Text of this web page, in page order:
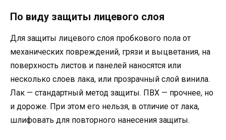
По виду защиты лицевого слоя
Для защиты лицевого слоя пробкового пола от
механических повреждений, грязи и выцветания, на
поверхность листов и панелей наносятся или
несколько слоев лака, или прозрачный слой винила.
Лак — стандартный метод защиты. ПВХ — прочнее, но
и дороже. При этом его нельзя, в отличие от лака,
шлифовать для повторного нанесения защиты.